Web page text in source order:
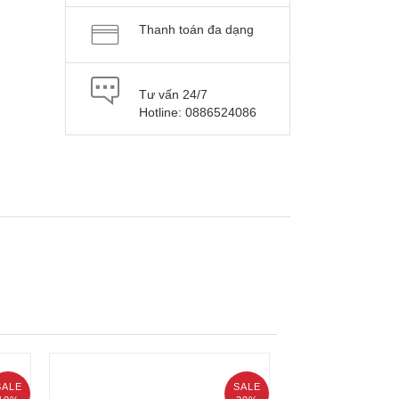
Thanh toán đa dạng
Tư vấn 24/7
Hotline: 0886524086
SALE